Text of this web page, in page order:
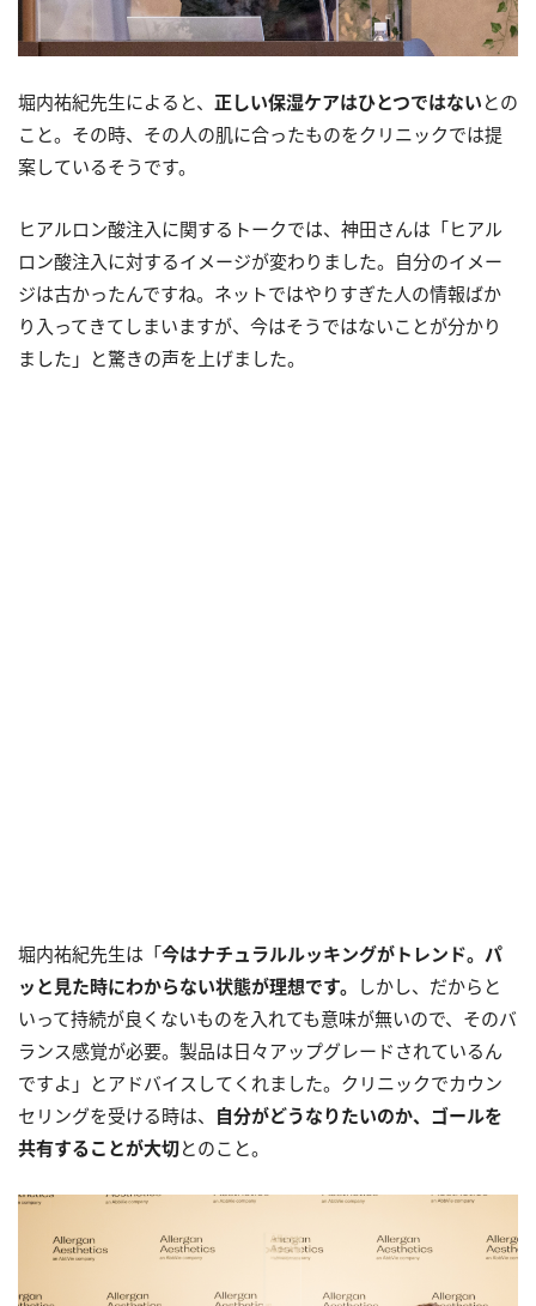
堀内祐紀先生によると、 正しい保湿ケアはひとつではない との
こと。その時、その人の肌に合ったものをクリニックでは提
案しているそうです。
ヒアルロン酸注入に関するトークでは、神田さんは「ヒアル
ロン酸注入に対するイメージが変わりました。自分のイメー
ジは古かったんですね。ネットではやりすぎた人の情報ばか
り入ってきてしまいますが、今はそうではないことが分かり
ました」と驚きの声を上げました。
堀内祐紀先生は「今はナチュラルルッキングがトレンド。パ
ッと見た時にわからない状態が理想です。
しかし、だからと
いって持続が良くないものを入れても意味が無いので、そのバ
ランス感覚が必要。製品は日々アップグレードされているん
ですよ」とアドバイスしてくれました。クリニックでカウン
セリングを受ける時は、 自分がどうなりたいのか、ゴールを
共有することが大切とのこと。